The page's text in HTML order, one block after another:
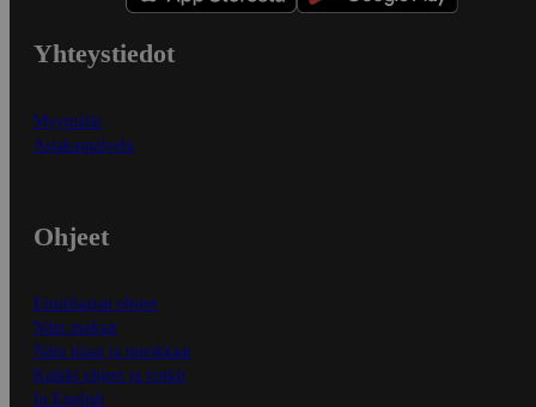
Yhteystiedot
Myymälät
Asiakaspalvelu
Ohjeet
Ensitilaajan ohjeet
Näin maksat
Näin tilaat ja muokkaat
Kaikki ohjeet ja vinkit
In English